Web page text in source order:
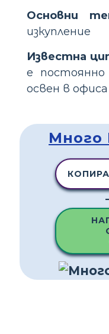
Основни
изкупление
Известна
е постоянно
освен в
Много